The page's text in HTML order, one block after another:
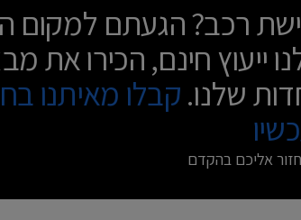
רכב? הגעתם למקום
ייעוץ חינם, הכירו את
שלנו.קבלו מאיתנו
אליכם בהקדם